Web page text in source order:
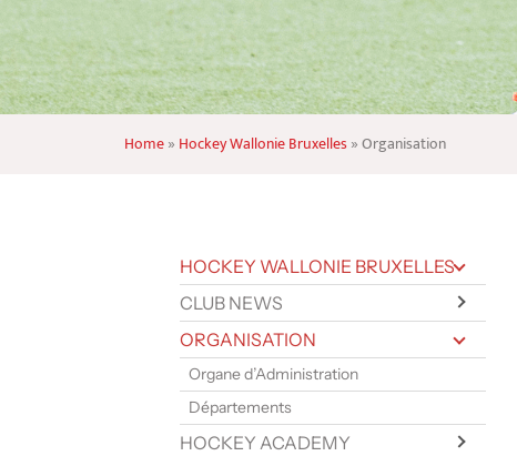
Home» Hockey Wallonie Bruxelles»Organisation
HOCKEY WALLONIE BRUXELLES
CLUB NEWS
ORGANISATION
Organe d’Administration
Départements
HOCKEY ACADEMY